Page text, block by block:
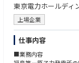
■魅力・やりがい
グループ全体の統括業
マネジメントや複数の
進、成果を出していく
友商事グループで長年
じて、体系的な運用経
は、担当者にも大きな
東京電力ホールディ
上場企業
仕事内容
■業務内容